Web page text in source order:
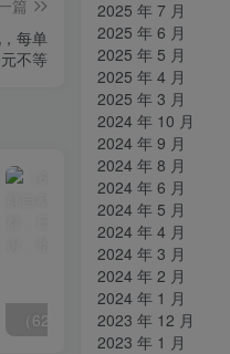
篇
每单
不等
2025 年 7 月
2025 年 6 月
2025 年 5 月
2025 年 4 月
2025 年 3 月
2024 年 10 月
2024 年 9 月
2024 年 8 月
2024 年 6 月
2024 年 5 月
2024 年 4 月
2024 年 3 月
2024 年 2 月
2024 年 1 月
2023 年 12 月
2023 年 1 月